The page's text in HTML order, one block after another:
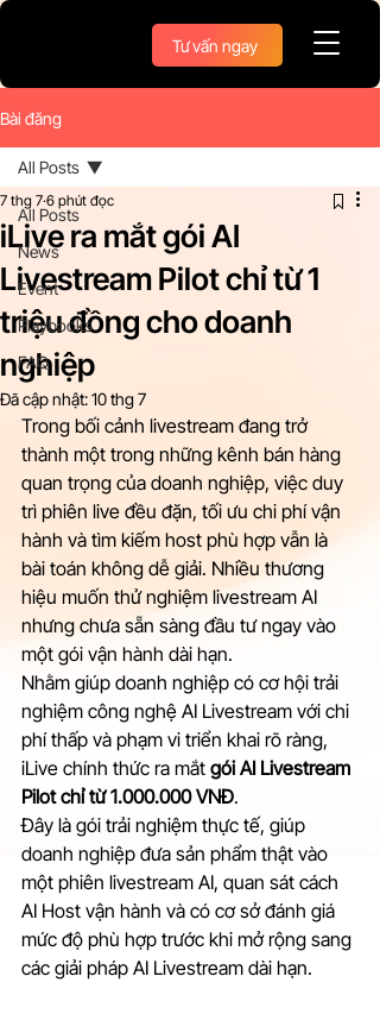
Tư vấn ngay
Bài đăng
All Posts
News
Event
Playbooks
FAQ
All Posts
iLive ra mắt gói AI
Livestream Pilot chỉ từ 1
triệu đồng cho doanh
nghiệp
7 thg 7 6 phút đọc
Đã cập nhật:10 thg 7
Trong bối cảnh livestream đang trở
thành một trong những kênh bán hàng
quan trọng của doanh nghiệp, việc duy
trì phiên live đều đặn, tối ưu chi phí vận
hành và tìm kiếm host phù hợp vẫn là
bài toán không dễ giải. Nhiều thương
hiệu muốn thử nghiệm livestream AI
nhưng chưa sẵn sàng đầu tư ngay vào
một gói vận hành dài hạn.
Nhằm giúp doanh nghiệp có cơ hội trải
nghiệm công nghệ AI Livestream với chi
phí thấp và phạm vi triển khai rõ ràng,
iLive chính thức ra mắt gói AI Livestream
Pilot chỉ từ 1.000.000 VNĐ.
Đây là gói trải nghiệm thực tế, giúp
doanh nghiệp đưa sản phẩm thật vào
một phiên livestream AI, quan sát cách
AI Host vận hành và có cơ sở đánh giá
mức độ phù hợp trước khi mở rộng sang
các giải pháp AI Livestream dài hạn.